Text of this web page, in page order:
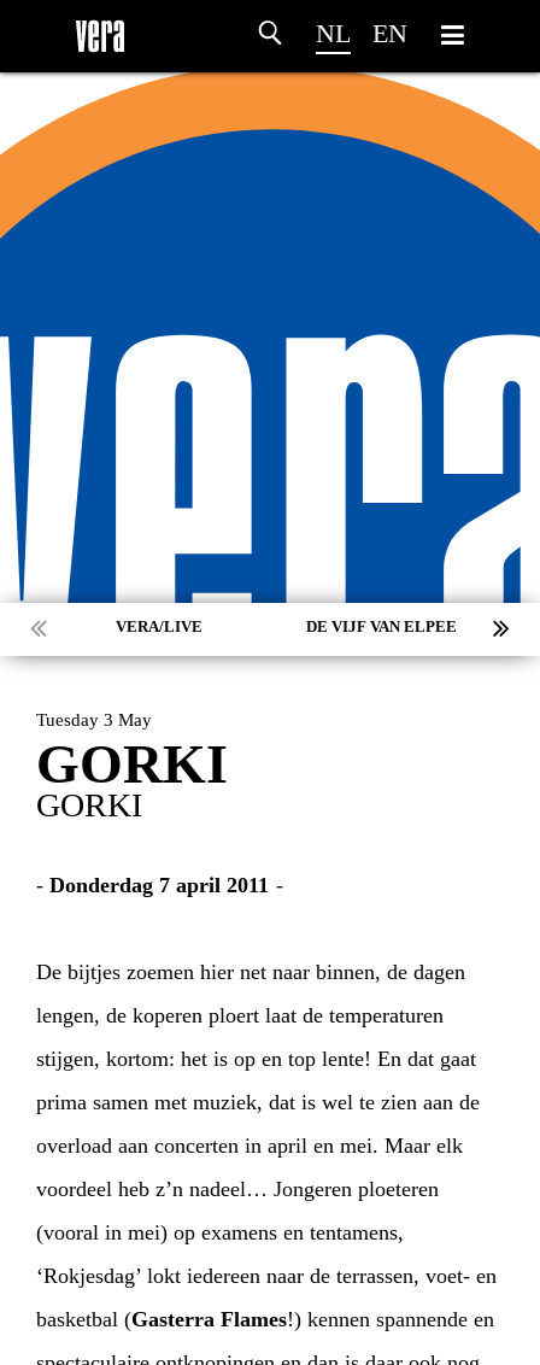
NL EN
VERA/LIVE DE VIJF VAN ELPEE
Tuesday 3 May
GORKI
GORKI
- Donderdag 7 april 2011 -
De bijtjes zoemen hier net naar binnen, de dagen
lengen, de koperen ploert laat de temperaturen
stijgen, kortom: het is op en top lente! En dat gaat
prima samen met muziek, dat is wel te zien aan de
overload aan concerten in april en mei. Maar elk
voordeel heb z’n nadeel… Jongeren ploeteren
(vooral in mei) op examens en tentamens,
‘Rokjesdag’ lokt iedereen naar de terrassen, voet- en
basketbal (Gasterra Flames!) kennen spannende en